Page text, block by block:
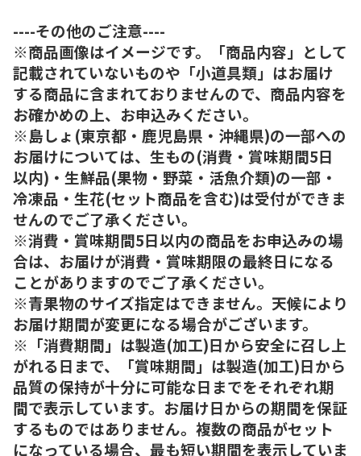
----その他のご注意----
※商品画像はイメージです。「商品内容」として
記載されていないものや「小道具類」はお届け
する商品に含まれておりませんので、商品内容を
お確かめの上、お申込みください。
※島しょ(東京都・鹿児島県・沖縄県)の一部への
お届けについては、生もの(消費・賞味期間5日
以内)・生鮮品(果物・野菜・活魚介類)の一部・
冷凍品・生花(セット商品を含む)は受付ができま
せんのでご了承ください。
※消費・賞味期間5日以内の商品をお申込みの場
合は、お届けが消費・賞味期限の最終日になる
ことがありますのでご了承ください。
※青果物のサイズ指定はできません。天候により
お届け期間が変更になる場合がございます。
※「消費期間」は製造(加工)日から安全に召し上
がれる日まで、「賞味期間」は製造(加工)日から
品質の保持が十分に可能な日までをそれぞれ期
間で表示しています。お届け日からの期間を保証
するものではありません。複数の商品がセット
になっている場合、最も短い期間を表示していま